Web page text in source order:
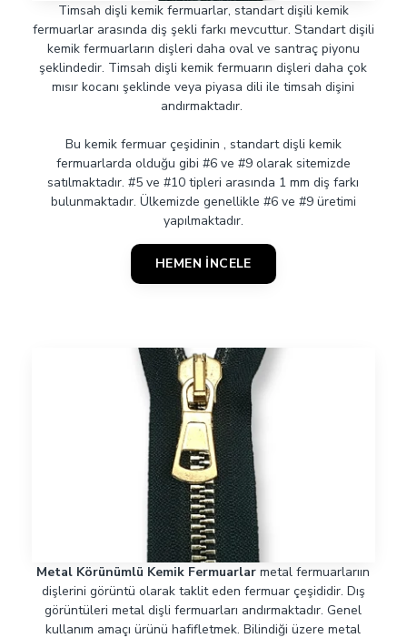
Timsah dişli kemik fermuarlar, standart dişili kemik
fermuarlar arasında diş şekli farkı mevcuttur. Standart dişili
kemik fermuarların dişleri daha oval ve santraç piyonu
şeklindedir. Timsah dişli kemik fermuarın dişleri daha çok
mısır kocanı şeklinde veya piyasa dili ile timsah dişini
andırmaktadır.
Bu kemik fermuar çeşidinin , standart dişli kemik
fermuarlarda olduğu gibi #6 ve #9 olarak sitemizde
satılmaktadır. #5 ve #10 tipleri arasında 1 mm diş farkı
bulunmaktadır. Ülkemizde genellikle #6 ve #9 üretimi
yapılmaktadır.
HEMEN İNCELE
Metal Körünümlü Kemik Fermuarlar metal fermuarlarıın
dişlerini görüntü olarak taklit eden fermuar çeşididir. Dış
görüntüleri metal dişli fermuarları andırmaktadır. Genel
kullanım amaçı ürünü hafifletmek. Bilindiği üzere metal